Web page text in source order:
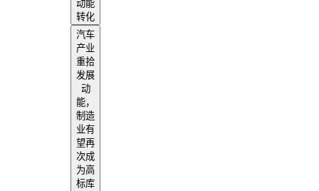
动能
转化
汽车
产业
重拾
发展
动
能，
制造
业有
望再
次成
为高
标库